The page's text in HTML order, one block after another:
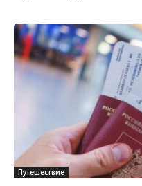
Путешествие